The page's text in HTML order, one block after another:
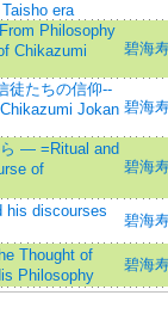
era
Philosophy
Chikazumi
碧海
徒たちの信仰--
Jokan 碧海
― =Ritual and
of
碧海
his discourses
碧海
Thought of
Philosophy
碧海